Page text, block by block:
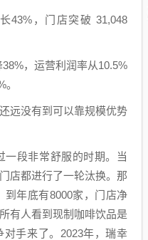
43%，门店突破 31,048
，运营利润率从10.5%
远没有到可以靠规模优势
一段非常舒服的时期。当
店都进行了一轮汰换。那
到年底有8000家，门店净
有人看到现制咖啡饮品是
手来了。2023年，瑞幸